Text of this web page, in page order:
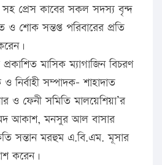
প্রেস কাবের সকল সদস্য বৃন্দ
ও শোক সন্তপ্ত পরিবারের প্রতি
মাসিক ম্যাগাজিন বিচরণ
সম্পাদক- শাহাদাত
ও ফেনী সমিতি মালয়েশিয়া’র
আকাশ, মনসুর আল বাসার
সন্তান মরহুম এ.বি.এম. মূসার
করেন।